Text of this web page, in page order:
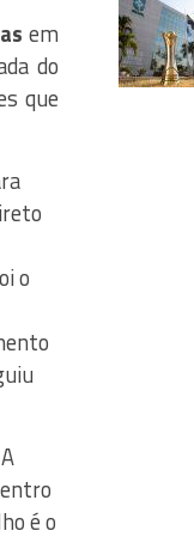
em
do
que
o
é o